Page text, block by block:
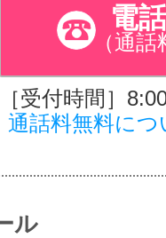
電
（通話
［受付時間］
通話料無料につ
ル